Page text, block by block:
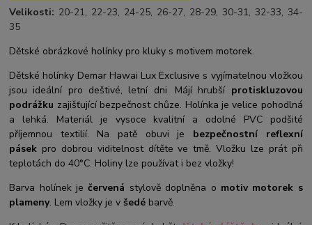
Velikosti: 20-21, 22-23, 24-25, 26-27, 28-29, 30-31, 32-33, 34-
35
Dětské obrázkové holínky pro kluky s motivem motorek.
Dětské holínky Demar Hawai Lux Exclusive s vyjímatelnou vložkou
jsou ideální pro deštivé, letní dni. Májí hrubší protiskluzovou
podrážku zajišťující bezpečnost chůze. Holínka je velice pohodlná
a lehká. Materiál je vysoce kvalitní a odolné PVC podšité
příjemnou textilií. Na patě obuvi je bezpečnostní reflexní
pásek pro dobrou viditelnost dítěte ve tmě. Vložku lze prát při
teplotách do 40°C. Holiny lze používat i bez vložky!
Barva holínek ječervená stylově doplněna o motiv motorek s
plameny. Lem vložky je všedé barvě.